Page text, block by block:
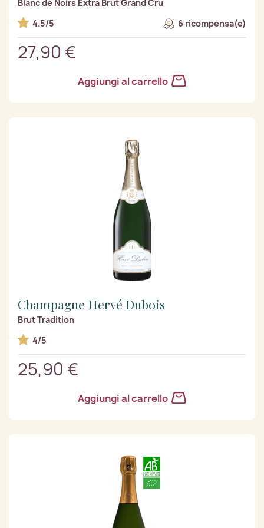
Blanc de Noirs Extra Brut Grand Cru
4.5/5
6 ricompensa(e)
27,90 €
Aggiungi al carrello
Champagne Hervé Dubois
Brut Tradition
4/5
25,90 €
Aggiungi al carrello